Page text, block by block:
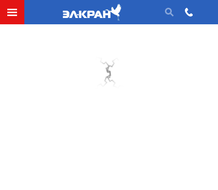
Тихоходная вал-шестерня (ведомая, выходная)